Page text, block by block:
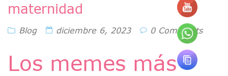
maternidad
Blog diciembre 6, 2023 0 Comments
Los memes más